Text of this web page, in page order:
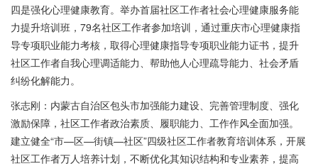
四是强化心理健康教育。举办首届社区工作者社会心理健康服务能
力提升培训班，79名社区工作者参加培训，通过重庆市心理健康指
导专项职业能力考核，取得心理健康指导专项职业能力证书，提升
社区工作者自我心理调适能力、帮助他人心理疏导能力、社会矛盾
纠纷化解能力。
张志刚：内蒙古自治区包头市加强能力建设、完善管理制度、强化
激励保障，社区工作者政治素质、履职能力、工作作风全面加强。
建立健全“市—区—街镇—社区”四级社区工作者教育培训体系，开展
社区工作者万人培养计划，不断优化其知识结构和专业素养，提高